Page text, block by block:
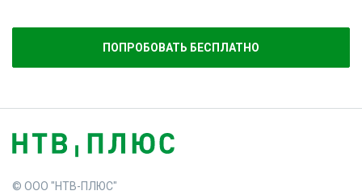
ПОПРОБОВАТЬ БЕСПЛАТНО
© ООО "НТВ-ПЛЮС"